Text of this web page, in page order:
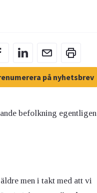
på nyhetsbrev
befolkning egentligen
men i takt med att vi